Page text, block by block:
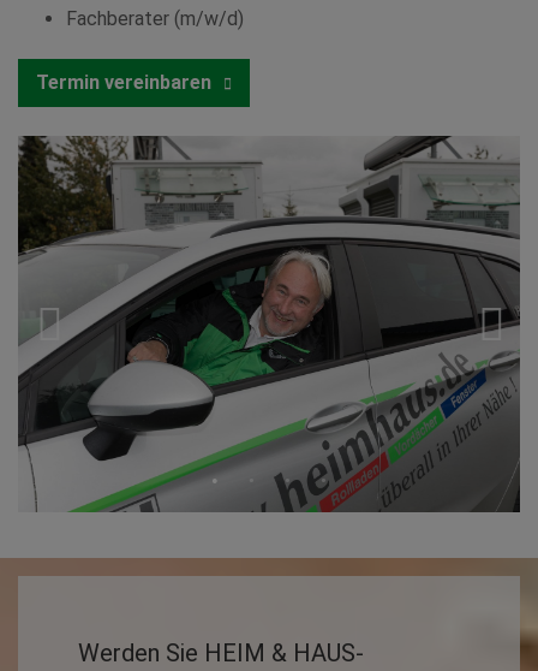
Fachberater (m/w/d)
Termin vereinbaren
Werden Sie HEIM & HAUS-